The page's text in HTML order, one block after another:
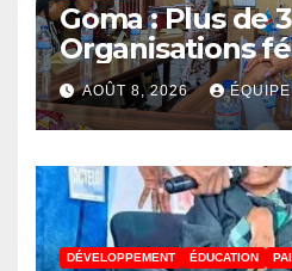
Goma : Plus de
Organisations
associations
réunies pour
AOÛT 8, 2026 ÉQUIPE
DÉVELOPPEMENT ÉDUCATION